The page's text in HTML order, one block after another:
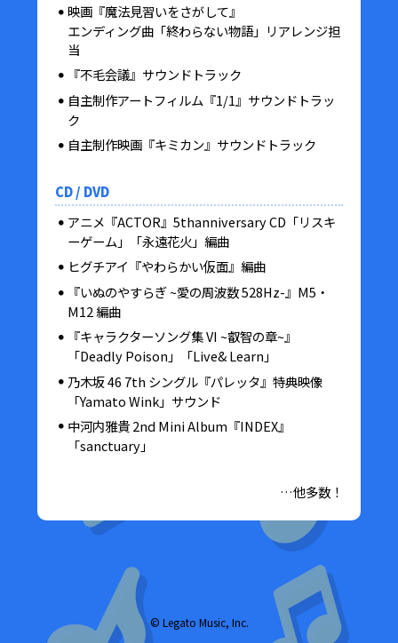
映画『魔法見習いをさがして』
エンディング曲「終わらない物語」リアレンジ担
当
『不毛会議』サウンドトラック
自主制作アートフィルム『1/1』サウンドトラッ
ク
自主制作映画『キミカン』サウンドトラック
CD / DVD
アニメ『ACTOR』5thanniversary CD「リスキ
ーゲーム」「永遠花火」編曲
ヒグチアイ『やわらかい仮面』編曲
『いぬのやすらぎ ~愛の周波数 528Hz-』M5・
M12 編曲
『キャラクターソング集 VI ~叡智の章~』
「Deadly Poison」「Live& Learn」
乃木坂 46 7th シングル『パレッタ』特典映像
「Yamato Wink」サウンド
中河内雅貴 2nd Mini Album『INDEX』
「sanctuary」
…他多数！
© Legato Music, Inc.